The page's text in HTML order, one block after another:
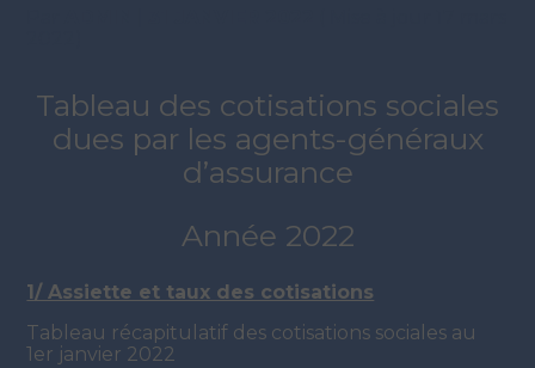
Tableau des cotisations sociales
dues par les agents-généraux
d’assurance
Année 2022
1/ Assiette et taux des cotisations
Tableau récapitulatif des cotisations sociales au
1er janvier 2022